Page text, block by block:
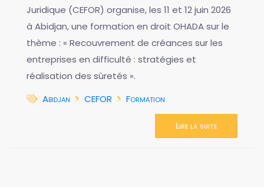
Juridique (CEFOR) organise, les 11 et 12 juin 2026
à Abidjan, une formation en droit OHADA sur le
thème : « Recouvrement de créances sur les
entreprises en difficulté : stratégies et
réalisation des sûretés ».
Abidjan
CEFOR Formation
Lire la suite